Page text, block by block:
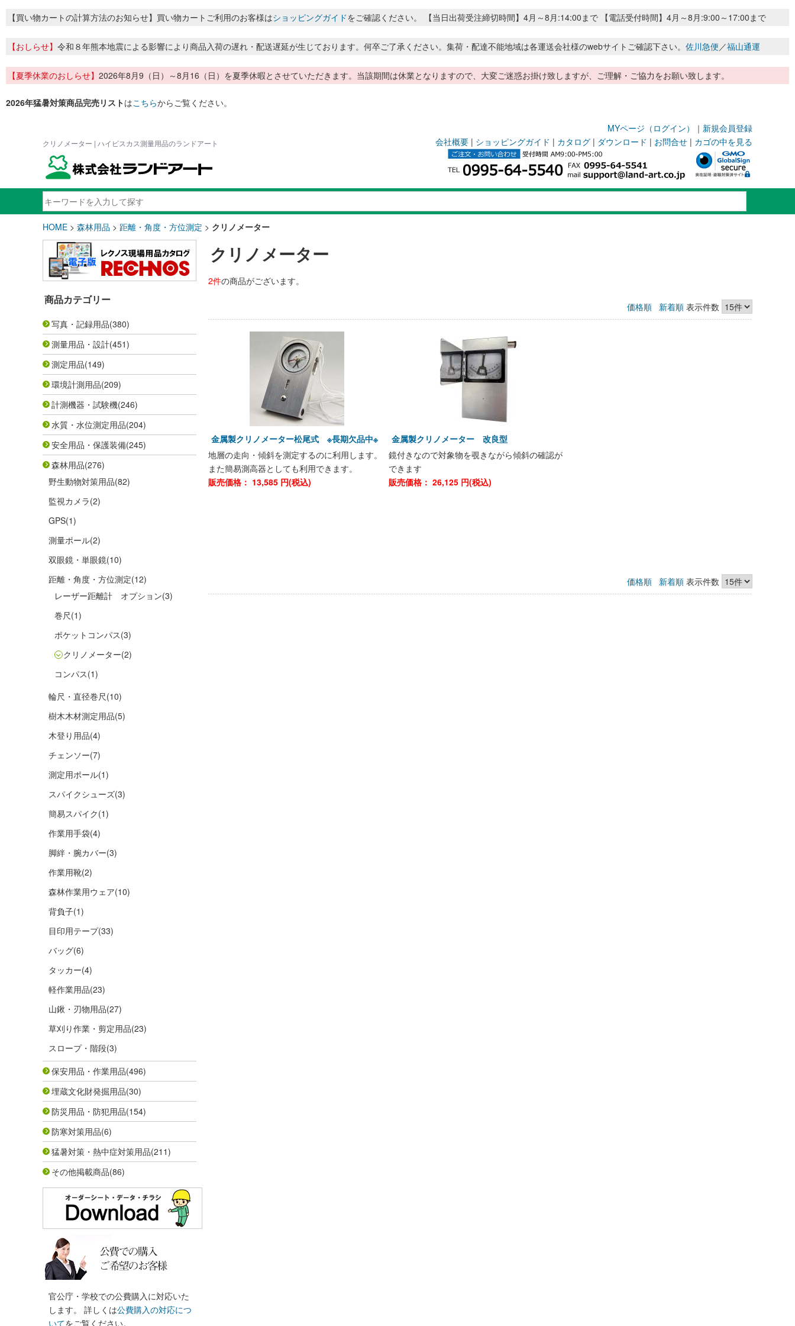
【買い物カートの計算方法のお知らせ】買い物カートご利用のお客様はショッピングガイドをご確認ください。 【当日出荷受注締切時間】4月～8月:14:00まで 【電話受付時間】4月～8月:9:00～17:00まで
【おしらせ】 令和８年熊本地震による影響により商品入荷の遅れ・配送遅延が生じております。何卒ご了承ください。集荷・配達不能地域は各運送会社様のwebサイトご確認下さい。 佐川急便／福山通運
【夏季休業のおしらせ】 2026年8月9（日）～8月16（日）を夏季休暇とさせていただきます。当該期間は休業となりますので、大変ご迷惑お掛け致しますが、ご理解・ご協力をお願い致します。
2026年猛暑対策商品完売リストはこちらからご覧ください。
MYページ（ログイン） ｜ 新規会員登録
クリノメーター | ハイビスカス測量用品のランドアート 会社概要 | ショッピングガイド | カタログ | ダウンロード | お問合せ | カゴの中を見る
HOME > 森林用品 > 距離・角度・方位測定 > クリノメーター
商品カテゴリー
写真・記録用品(380)
測量用品・設計(451)
測定用品(149)
環境計測用品(209)
計測機器・試験機(246)
水質・水位測定用品(204)
安全用品・保護装備(245)
森林用品(276)
野生動物対策用品(82)
監視カメラ(2)
GPS(1)
測量ポール(2)
双眼鏡・単眼鏡(10)
距離・角度・方位測定(12)
レーザー距離計 オプション(3)
巻尺(1)
ポケットコンパス(3)
クリノメーター(2)
コンパス(1)
輪尺・直径巻尺(10)
樹木木材測定用品(5)
木登り用品(4)
チェンソー(7)
測定用ポール(1)
スパイクシューズ(3)
簡易スパイク(1)
作業用手袋(4)
脚絆・腕カバー(3)
作業用靴(2)
森林作業用ウェア(10)
背負子(1)
目印用テープ(33)
バッグ(6)
タッカー(4)
軽作業用品(23)
山鍬・刃物用品(27)
草刈り作業・剪定用品(23)
スロープ・階段(3)
保安用品・作業用品(496)
埋蔵文化財発掘用品(30)
防災用品・防犯用品(154)
防寒対策用品(6)
猛暑対策・熱中症対策用品(211)
その他掲載商品(86)
官公庁・学校での公費購入に対応いた
します。 詳しくは公費購入の対応につ
いてをご覧ください。
クリノメーター
2件の商品がございます。
価格順 新着順 表示件数
金属製クリノメーター松尾式 ※長期欠品中※
地層の走向・傾斜を測定するのに利用します。
また簡易測高器としても利用できます。
販売価格： 13,585 円(税込)
金属製クリノメーター 改良型
鏡付きなので対象物を覗きながら傾斜の確認が
できます
販売価格： 26,125 円(税込)
価格順 新着順 表示件数